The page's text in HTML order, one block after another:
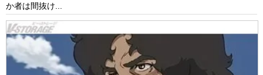
か者は間抜け...